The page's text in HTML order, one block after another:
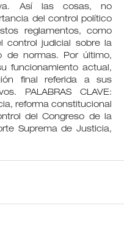
Así las cosas, no
del control político
reglamentos, como
control judicial sobre la
de normas. Por último,
funcionamiento actual,
final referida a sus
PALABRAS CLAVE:
reforma constitucional
del Congreso de la
Suprema de Justicia,